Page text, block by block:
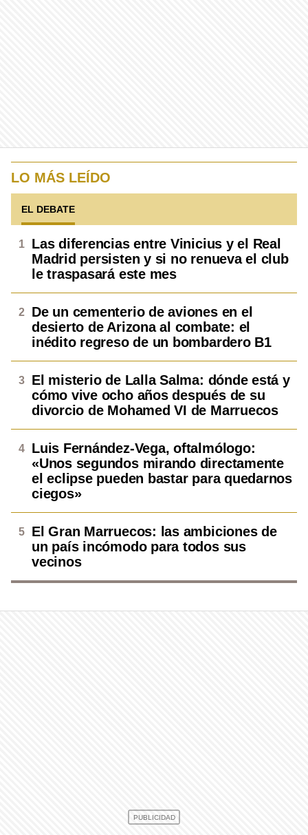
LO MÁS LEÍDO
EL DEBATE
Las diferencias entre Vinicius y el Real
Madrid persisten y si no renueva el club
le traspasará este mes
De un cementerio de aviones en el
desierto de Arizona al combate: el
inédito regreso de un bombardero B1
El misterio de Lalla Salma: dónde está y
cómo vive ocho años después de su
divorcio de Mohamed VI de Marruecos
Luis Fernández-Vega, oftalmólogo:
«Unos segundos mirando directamente
el eclipse pueden bastar para quedarnos
ciegos»
El Gran Marruecos: las ambiciones de
un país incómodo para todos sus
vecinos